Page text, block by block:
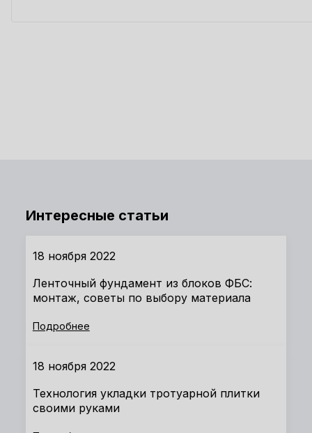
Интересные статьи
18 ноября 2022
Ленточный фундамент из блоков ФБС:
монтаж, советы по выбору материала
Подробнее
18 ноября 2022
Технология укладки тротуарной плитки
своими руками